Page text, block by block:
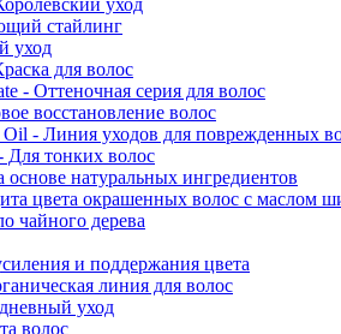
уход
стайлинг
уход
для волос
- Оттеночная серия для волос
восстановление волос
- Линия уходов для поврежденных
тонких волос
натуральных ингредиентов
цвета окрашенных волос с маслом
чайного дерева
и поддержания цвета
линия для волос
уход
волос